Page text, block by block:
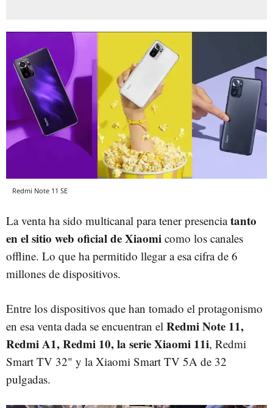
Redmi Note 11 SE
La venta ha sido multicanal para tener presenciatanto
en el sitio web oficial de Xiaomi como los canales
offline. Lo que ha permitido llegar a esa cifra de 6
millones de dispositivos.
Entre los dispositivos que han tomado el protagonismo
en esa venta dada se encuentran el Redmi Note 11,
Redmi A1, Redmi 10, la serie Xiaomi 11i, Redmi
Smart TV 32" y la Xiaomi Smart TV 5A de 32
pulgadas.